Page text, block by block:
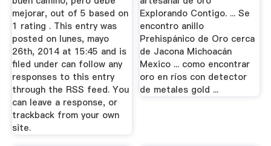
mejorar, out of 5 based on
1 rating . This entry was
posted on lunes, mayo
26th, 2014 at 15:45 and is
filed under can follow any
responses to this entry
through the RSS feed. You
can leave a response, or
trackback from your own
site.
Explorando Contigo. ... Se
encontro anillo
Prehispánico de Oro cerca
de Jacona Michoacán
Mexico ... como encontrar
oro en ríos con detector
de metales gold ...